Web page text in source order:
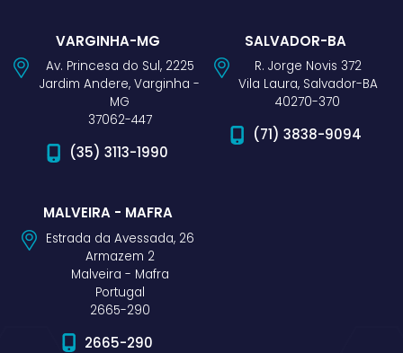
VARGINHA-MG
Av. Princesa do Sul, 2225
Jardim Andere, Varginha -
MG
37062-447
(35) 3113-1990
SALVADOR-BA
R. Jorge Novis 372
Vila Laura, Salvador-BA
40270-370
(71) 3838-9094
MALVEIRA - MAFRA
Estrada da Avessada, 26
Armazem 2
Malveira - Mafra
Portugal
2665-290
2665-290